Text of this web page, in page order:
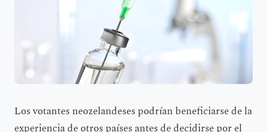
Los votantes neozelandeses podrían beneficiarse de la
experiencia de otros países antes de decidirse por el